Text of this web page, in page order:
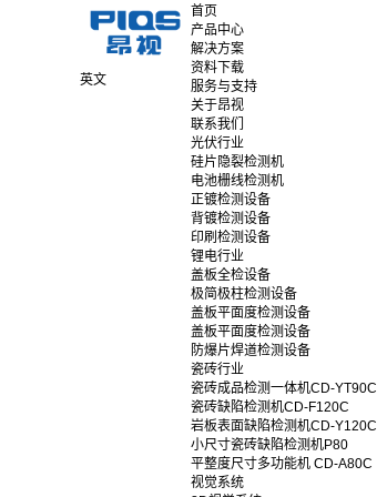
英文
首页
产品中心
解决方案
资料下载
服务与支持
关于昂视
联系我们
光伏行业
硅片隐裂检测机
电池栅线检测机
正镀检测设备
背镀检测设备
印刷检测设备
锂电行业
盖板全检设备
极简极柱检测设备
盖板平面度检测设备
盖板平面度检测设备
防爆片焊道检测设备
瓷砖行业
瓷砖成品检测一体机CD-YT90C
瓷砖缺陷检测机CD-F120C
岩板表面缺陷检测机CD-Y120C
小尺寸瓷砖缺陷检测机P80
平整度尺寸多功能机 CD-A80C
视觉系统